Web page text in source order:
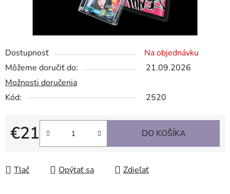
Dostupnosť
Na objednávku
Môžeme doručiť do:
21.09.2026
Možnosti doručenia
Kód:
2520
€21
Jednotková cena:
DO KOŠÍKA
Tlač Opýtať sa Zdieľať